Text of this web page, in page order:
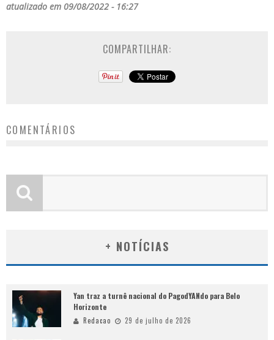
atualizado em 09/08/2022 - 16:27
COMPARTILHAR:
COMENTÁRIOS
+ NOTÍCIAS
Yan traz a turnê nacional do PagodYANdo para Belo
Horizonte
Redacao 29 de julho de 2026